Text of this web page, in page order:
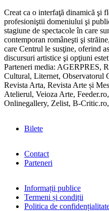
Creat ca o interfaţă dinamică şi
profesioniştii domeniului şi
stagiune de spectacole în care
contemporan româneşti şi
care Centrul le susţine, oferind
discursuri artistice şi opţiuni
Parteneri media: AGERPRES,
Cultural, Liternet, Observatorul
Revista Arta, Revista Arte și
Atelierul, Veioza Arte,
Onlinegallery, Zelist, B-
Bilete
Contact
Parteneri
Informații publice
Termeni și condiții
Politica de